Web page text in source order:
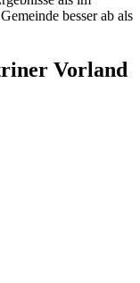
besser ab als
Vorland